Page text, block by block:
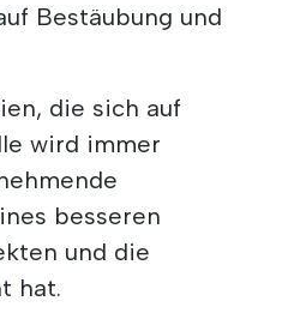
Bestäubung und
die sich auf
wird immer
besseren
und die
hat.